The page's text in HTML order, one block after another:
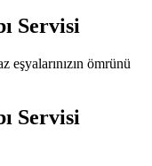
Servisi
ömrünü
Servisi